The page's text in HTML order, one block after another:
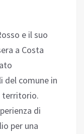
e il suo
a Costa
del comune in
territorio.
di
per una